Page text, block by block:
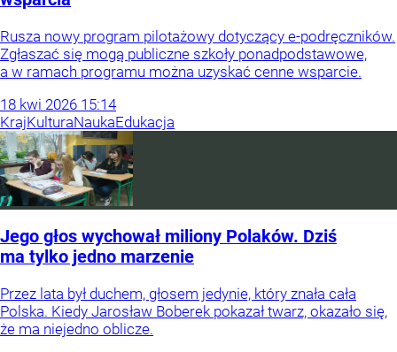
Rusza nowy program pilotażowy dotyczący e-podręczników.
Zgłaszać się mogą publiczne szkoły ponadpodstawowe,
a w ramach programu można uzyskać cenne wsparcie.
18 kwi 2026 15:14
KrajKulturaNaukaEdukacja
Jego głos wychował miliony Polaków. Dziś
ma tylko jedno marzenie
Przez lata był duchem, głosem jedynie, który znała cała
Polska. Kiedy Jarosław Boberek pokazał twarz, okazało się,
że ma niejedno oblicze.